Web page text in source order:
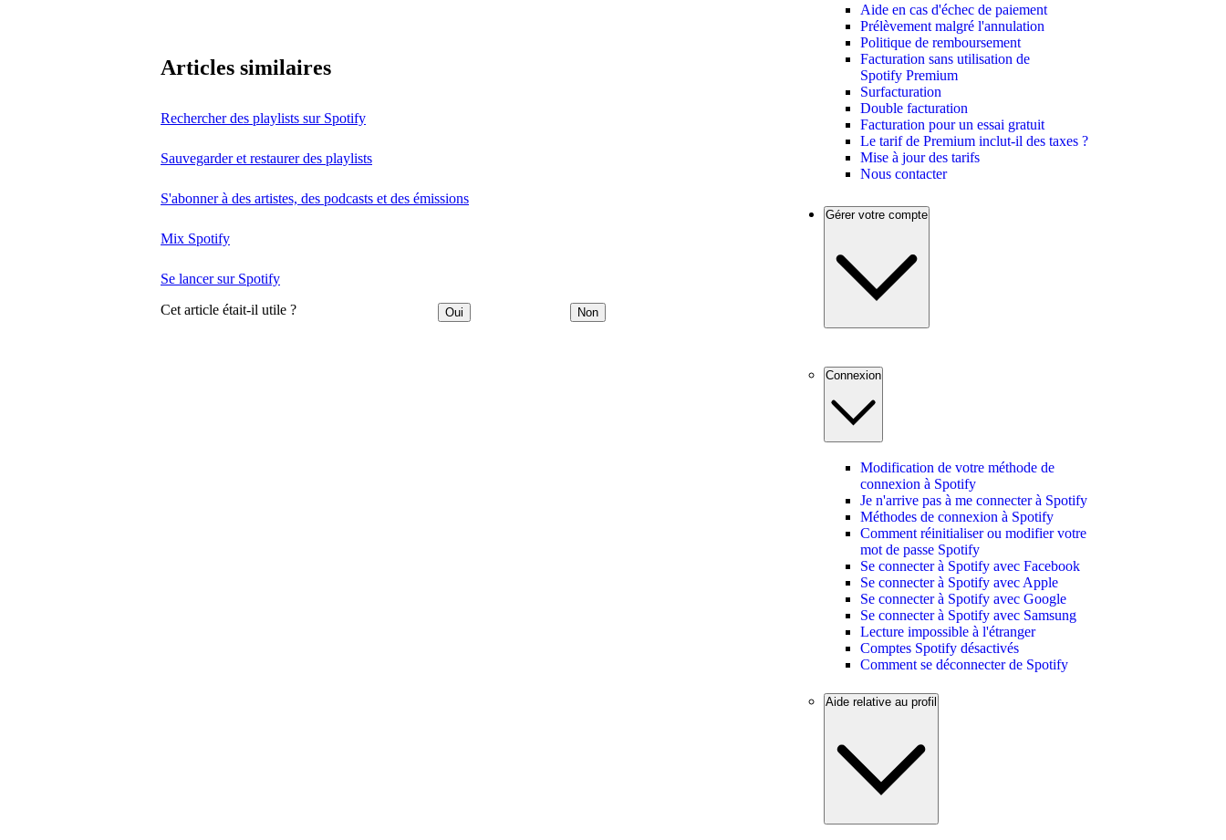
Articles similaires
Rechercher des playlists sur Spotify
Sauvegarder et restaurer des playlists
S'abonner à des artistes, des podcasts et des émissions
Mix Spotify
Se lancer sur Spotify
Cet article était-il utile ? Oui Non
Aide en cas d'échec de paiement
Prélèvement malgré l'annulation
Politique de remboursement
Facturation sans utilisation de
Spotify Premium
Surfacturation
Double facturation
Facturation pour un essai gratuit
Le tarif de Premium inclut-il des taxes ?
Mise à jour des tarifs
Nous contacter
Gérer votre compte
Connexion
Modification de votre méthode de
connexion à Spotify
Je n'arrive pas à me connecter à Spotify
Méthodes de connexion à Spotify
Comment réinitialiser ou modifier votre
mot de passe Spotify
Se connecter à Spotify avec Facebook
Se connecter à Spotify avec Apple
Se connecter à Spotify avec Google
Se connecter à Spotify avec Samsung
Lecture impossible à l'étranger
Comptes Spotify désactivés
Comment se déconnecter de Spotify
Aide relative au profil